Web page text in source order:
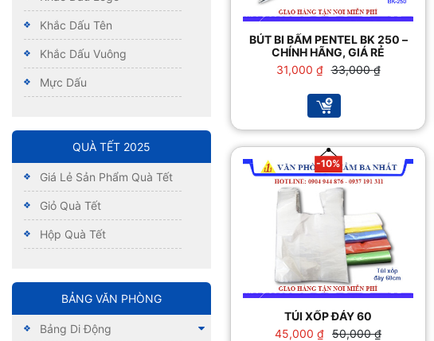
Khắc Dấu Tên
Khắc Dấu Vuông
Mực Dấu
QUÀ TẾT 2025
Giá Lẻ Sản Phẩm Quà Tết
Giỏ Quà Tết
Hộp Quà Tết
BẢNG VĂN PHÒNG
Bảng Di Động
BÚT BI BẤM PENTEL BK 250 –
CHÍNH HÃNG, GIÁ RẺ
33,000₫
Giá
là:
33,000 ₫.
31,000 ₫ Giá
tại
là:
-10%
TÚI XỐP ĐÁY 60
50,000₫
Giá
45,000 ₫ Giá